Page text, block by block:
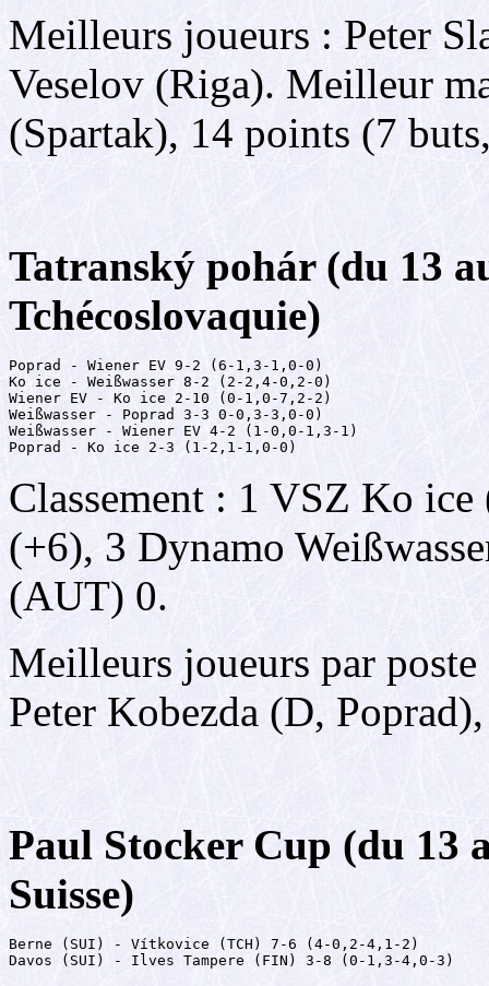
Meilleurs joueurs : Peter
Veselov (Riga). Meilleur
(Spartak), 14 points (7
Tatranský pohár (du 13
Tchécoslovaquie)
Poprad - Wiener EV 9-2 (6-1,3-1,0-0)
Ko ice - Weißwasser 8-2 (2-2,4-0,2-0)
Wiener EV - Ko ice 2-10 (0-1,0-7,2-2)
Weißwasser - Poprad 3-3 0-0,3-3,0-0)
Weißwasser - Wiener EV 4-2 (1-0,0-1,3-1)
Poprad - Ko ice 2-3 (1-2,1-1,0-0)
Classement : 1 VSZ Ko
(+6), 3 Dynamo
(AUT) 0.
Meilleurs joueurs par
Peter Kobezda (D,
Paul Stocker Cup (du 13
Suisse)
Berne (SUI) - Vítkovice (TCH) 7-6 (4-0,2-4,1-2)
Davos (SUI) - Ilves Tampere (FIN) 3-8 (0-1,3-4,0-3)